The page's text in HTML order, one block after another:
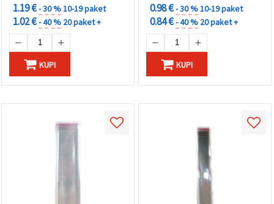
1.19 €- 30 %10-19 paket
1.02 €- 40 % 20 paket +
KUPI
0.98 €- 30 %10-19 paket
0.84 €- 40 % 20 paket +
KUPI